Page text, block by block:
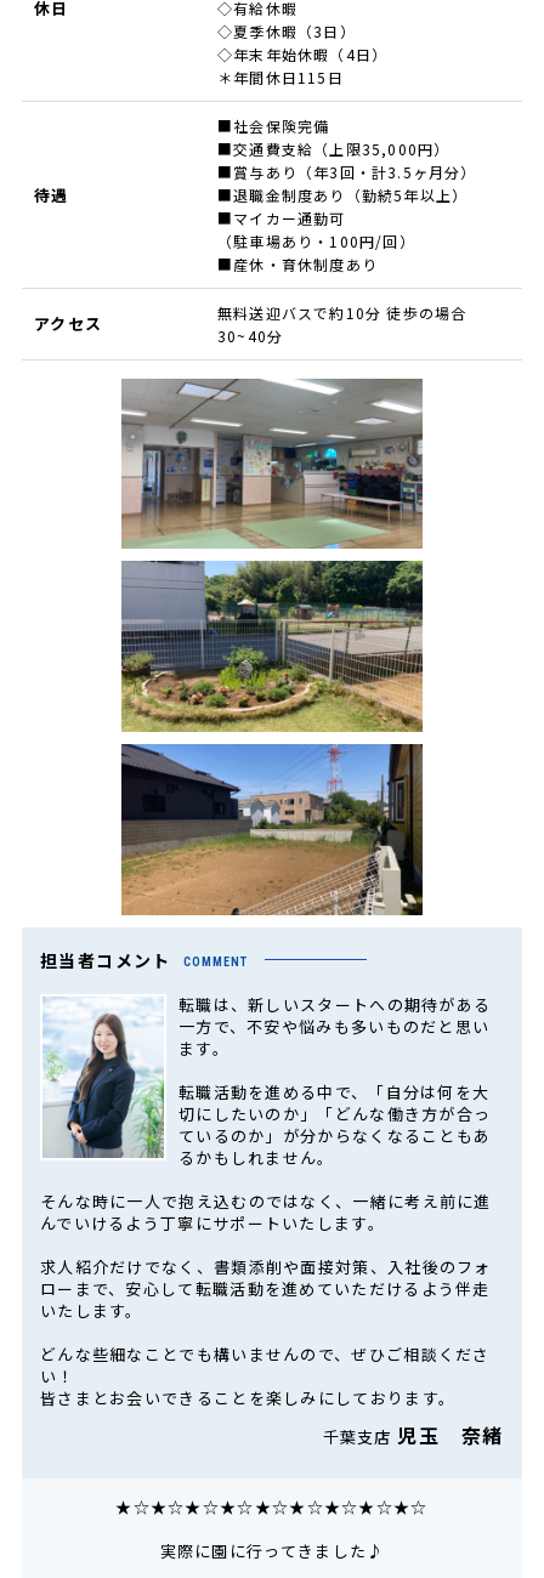
休日
◇有給休暇
◇夏季休暇（3日）
◇年末年始休暇（4日）
＊年間休日115日
待遇
■社会保険完備
■交通費支給（上限35,000円）
■賞与あり（年3回・計3.5ヶ月分）
■退職金制度あり（勤続5年以上）
■マイカー通勤可
（駐車場あり・100円/回）
■産休・育休制度あり
アクセス
無料送迎バスで約10分 徒歩の場合
30~40分
担当者コメント COMMENT
転職は、新しいスタートへの期待がある
一方で、不安や悩みも多いものだと思い
ます。
転職活動を進める中で、「自分は何を大
切にしたいのか」「どんな働き方が合っ
ているのか」が分からなくなることもあ
るかもしれません。
そんな時に一人で抱え込むのではなく、一緒に考え前に進
んでいけるよう丁寧にサポートいたします。
求人紹介だけでなく、書類添削や面接対策、入社後のフォ
ローまで、安心して転職活動を進めていただけるよう伴走
いたします。
どんな些細なことでも構いませんので、ぜひご相談くださ
い！
皆さまとお会いできることを楽しみにしております。
千葉支店 児玉 奈緒
★☆★☆★☆★☆★☆★☆★☆★☆★☆
実際に園に行ってきました♪